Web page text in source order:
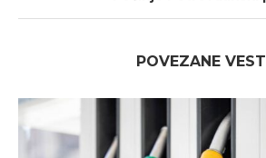
POVEZANE VESTI